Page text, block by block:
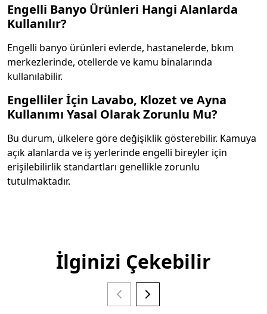
Engelli Banyo Ürünleri Hangi Alanlarda
Kullanılır?
Engelli banyo ürünleri evlerde, hastanelerde, bkım
merkezlerinde, otellerde ve kamu binalarında
kullanılabilir.
Engelliler İçin Lavabo, Klozet ve Ayna
Kullanımı Yasal Olarak Zorunlu Mu?
Bu durum, ülkelere göre değişiklik gösterebilir. Kamuya
açık alanlarda ve iş yerlerinde engelli bireyler için
erişilebilirlik standartları genellikle zorunlu
tutulmaktadır.
İlginizi Çekebilir